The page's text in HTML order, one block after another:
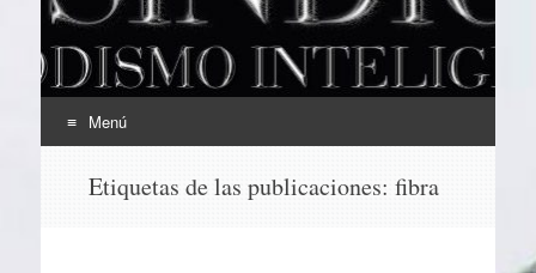
Menú
Etiquetas de las publicaciones: fibra